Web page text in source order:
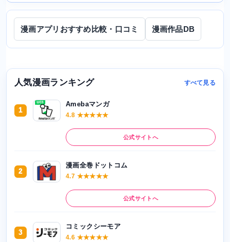
漫画アプリおすすめ比較・口コミ 漫画作品DB
人気漫画ランキング すべて見る
1
Amebaマンガ
4.8 ★★★★★
公式サイトへ
2
漫画全巻ドットコム
4.7 ★★★★★
公式サイトへ
3
コミックシーモア
4.6 ★★★★★